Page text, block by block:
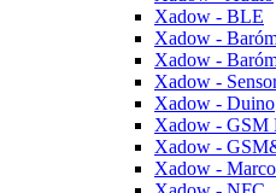
Xadow - BLE
Xadow -
Xadow -
Xadow -
Xadow - Duino
Xadow - GSM
Xadow -
Xadow -